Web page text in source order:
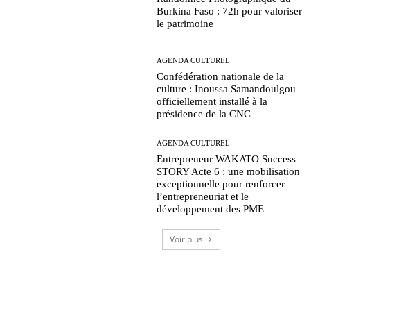
Burkina Faso : 72h pour valoriser
le patrimoine
AGENDA CULTUREL
Confédération nationale de la
culture : Inoussa Samandoulgou
officiellement installé à la
présidence de la CNC
AGENDA CULTUREL
Entrepreneur WAKATO Success
STORY Acte 6 : une mobilisation
exceptionnelle pour renforcer
l’entrepreneuriat et le
développement des PME
Voir plus